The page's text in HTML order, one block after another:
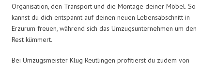
Organisation, den Transport und die Montage deiner Möbel. So
kannst du dich entspannt auf deinen neuen Lebensabschnitt in
Erzurum freuen, während sich das Umzugsunternehmen um den
Rest kümmert.
Bei Umzugsmeister Klug Reutlingen profitierst du zudem von